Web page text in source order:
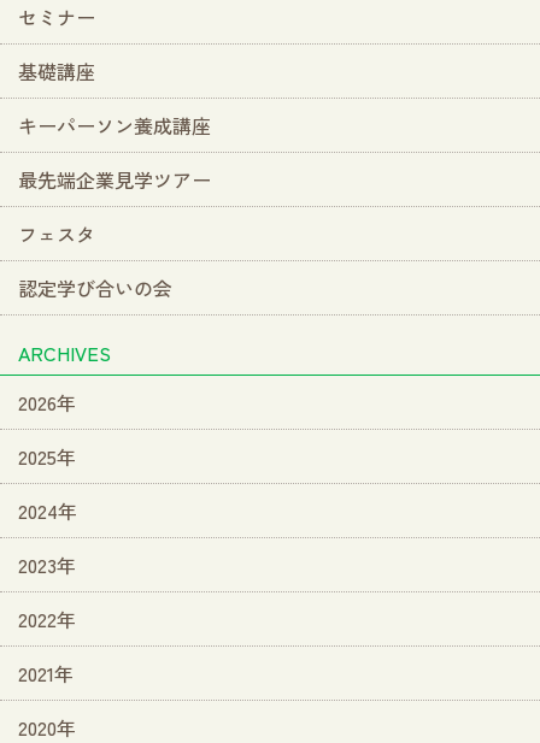
セミナー
基礎講座
キーパーソン養成講座
最先端企業見学ツアー
フェスタ
認定学び合いの会
ARCHIVES
2026年
2025年
2024年
2023年
2022年
2021年
2020年